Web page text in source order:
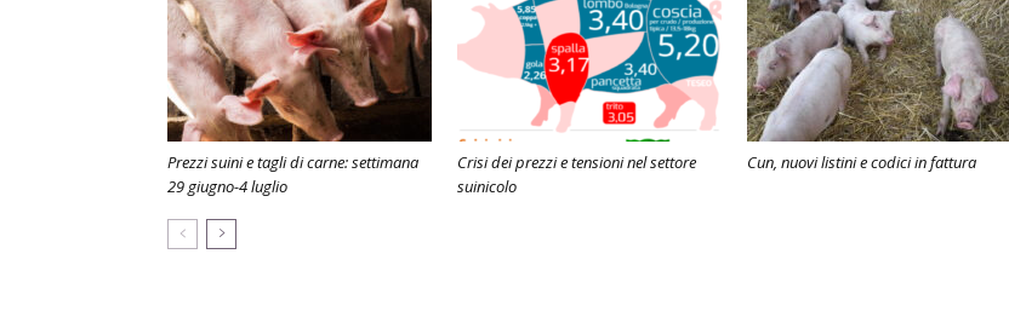
Prezzi suini e tagli di carne: settimana
29 giugno-4 luglio
Crisi dei prezzi e tensioni nel settore
suinicolo
Cun, nuovi listini e codici in fattura